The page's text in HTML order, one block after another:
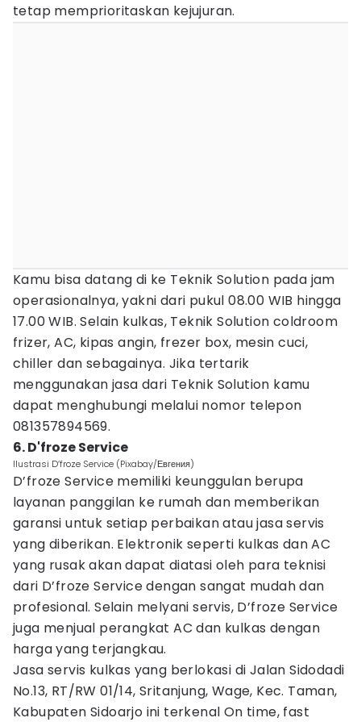
tetap memprioritaskan kejujuran.
Kamu bisa datang di ke Teknik Solution pada jam
operasionalnya, yakni dari pukul 08.00 WIB hingga
17.00 WIB. Selain kulkas, Teknik Solution coldroom
frizer, AC, kipas angin, frezer box, mesin cuci,
chiller dan sebagainya. Jika tertarik
menggunakan jasa dari Teknik Solution kamu
dapat menghubungi melalui nomor telepon
081357894569.
6. D'froze Service
Ilustrasi D’froze Service (Pixabay/Евгения)
D’froze Service memiliki keunggulan berupa
layanan panggilan ke rumah dan memberikan
garansi untuk setiap perbaikan atau jasa servis
yang diberikan. Elektronik seperti kulkas dan AC
yang rusak akan dapat diatasi oleh para teknisi
dari D’froze Service dengan sangat mudah dan
profesional. Selain melyani servis, D’froze Service
juga menjual perangkat AC dan kulkas dengan
harga yang terjangkau.
Jasa servis kulkas yang berlokasi di Jalan Sidodadi
No.13, RT/RW 01/14, Sritanjung, Wage, Kec. Taman,
Kabupaten Sidoarjo ini terkenal On time, fast